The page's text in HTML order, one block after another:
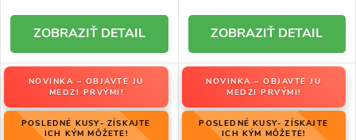
DETAIL DETAIL
NOVINKA – OBJAVTE JU
MEDZI PRVÝMI!
POSLEDNÉ KUSY- ZÍSKAJTE
ICH KÝM MÔŽETE!
NOVINKA – OBJAVTE JU
MEDZI PRVÝMI!
POSLEDNÉ KUSY- ZÍSKAJTE
ICH KÝM MÔŽETE!